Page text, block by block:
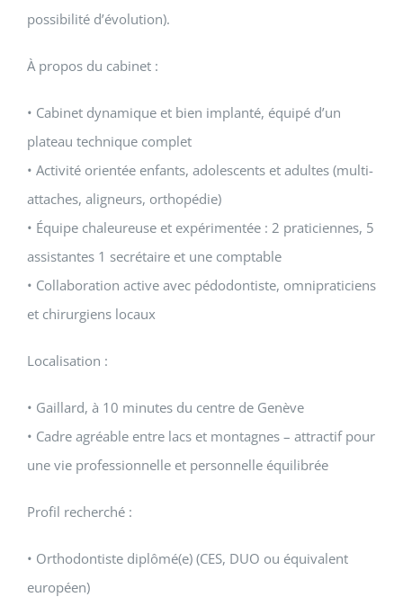
possibilité d’évolution).
À propos du cabinet :
• Cabinet dynamique et bien implanté, équipé d’un
plateau technique complet
• Activité orientée enfants, adolescents et adultes (multi-
attaches, aligneurs, orthopédie)
• Équipe chaleureuse et expérimentée : 2 praticiennes, 5
assistantes 1 secrétaire et une comptable
• Collaboration active avec pédodontiste, omnipraticiens
et chirurgiens locaux
Localisation :
• Gaillard, à 10 minutes du centre de Genève
• Cadre agréable entre lacs et montagnes – attractif pour
une vie professionnelle et personnelle équilibrée
Profil recherché :
• Orthodontiste diplômé(e) (CES, DUO ou équivalent
européen)